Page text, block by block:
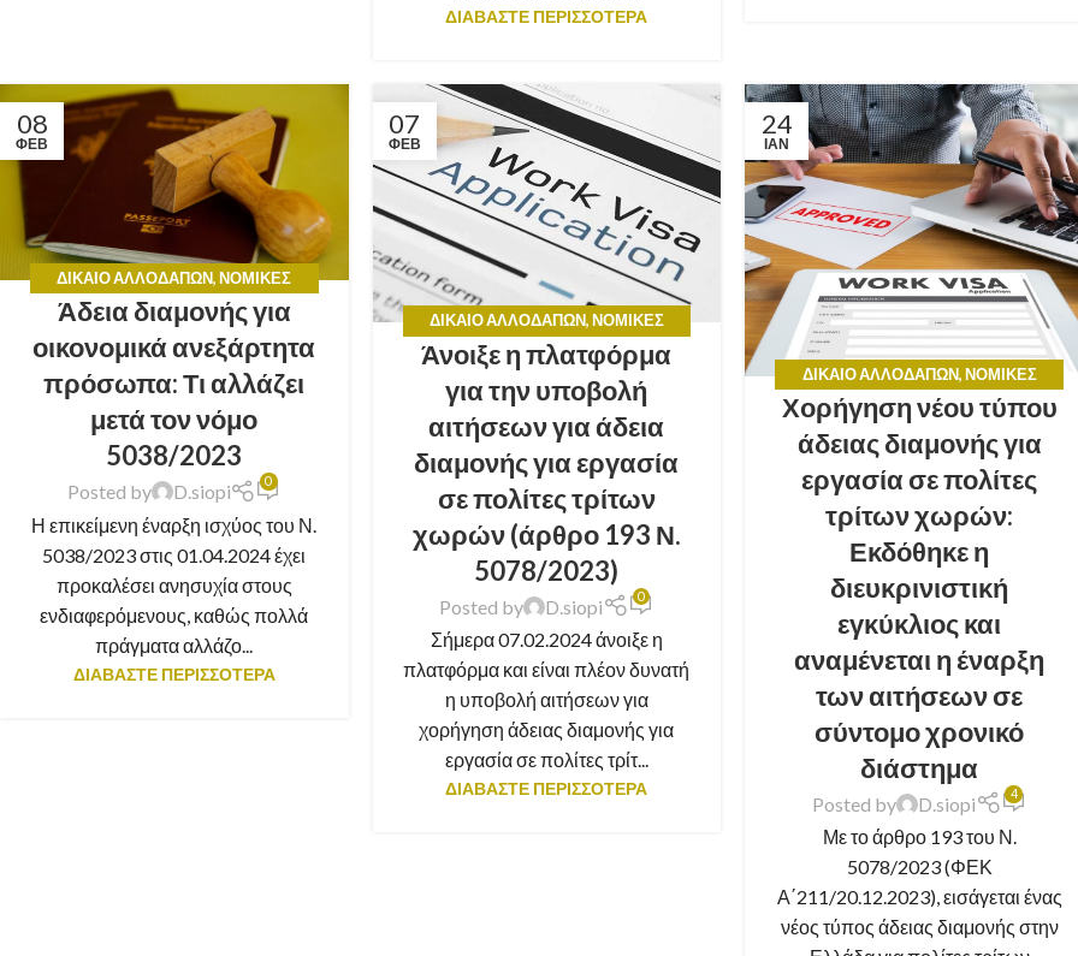
ΔΙΑΒΑΣΤΕ ΠΕΡΙΣΣΟΤΕΡΑ
08
ΦΕΒ
ΔΊΚΑΙΟ ΑΛΛΟΔΑΠΏΝ,ΝΟΜΙΚΈΣ
ΣΥΜΒΟΥΛΈΣ
Άδεια διαμονής για
οικονομικά ανεξάρτητα
πρόσωπα: Τι αλλάζει
μετά τον νόμο
5038/2023
Posted by D.siopi 0
Η επικείμενη έναρξη ισχύος του Ν.
5038/2023 στις 01.04.2024 έχει
προκαλέσει ανησυχία στους
ενδιαφερόμενους, καθώς πολλά
πράγματα αλλάζο...
ΔΙΑΒΑΣΤΕ ΠΕΡΙΣΣΟΤΕΡΑ
07
ΦΕΒ
ΔΊΚΑΙΟ ΑΛΛΟΔΑΠΏΝ,ΝΟΜΙΚΈΣ
ΣΥΜΒΟΥΛΈΣ
Άνοιξε η πλατφόρμα
για την υποβολή
αιτήσεων για άδεια
διαμονής για εργασία
σε πολίτες τρίτων
χωρών (άρθρο 193 Ν.
5078/2023)
Posted by D.siopi 0
Σήμερα 07.02.2024 άνοιξε η
πλατφόρμα και είναι πλέον δυνατή
η υποβολή αιτήσεων για
χορήγηση άδειας διαμονής για
εργασία σε πολίτες τρίτ...
ΔΙΑΒΑΣΤΕ ΠΕΡΙΣΣΟΤΕΡΑ
24
ΙΑΝ
ΔΊΚΑΙΟ ΑΛΛΟΔΑΠΏΝ,ΝΟΜΙΚΈΣ
ΣΥΜΒΟΥΛΈΣ
Χορήγηση νέου τύπου
άδειας διαμονής για
εργασία σε πολίτες
τρίτων χωρών:
Εκδόθηκε η
διευκρινιστική
εγκύκλιος και
αναμένεται η έναρξη
των αιτήσεων σε
σύντομο χρονικό
διάστημα
Posted by D.siopi 4
Με το άρθρο 193 του Ν.
5078/2023 (ΦΕΚ
Α΄211/20.12.2023), εισάγεται ένας
νέος τύπος άδειας διαμονής στην